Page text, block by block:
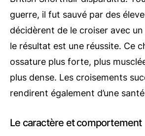
guerre, il fut sauvé par des
décidèrent de le croiser avec
le résultat est une réussite. Ce
ossature plus forte, plus
plus dense. Les croisements
rendirent également d’une
Le caractère et comportement